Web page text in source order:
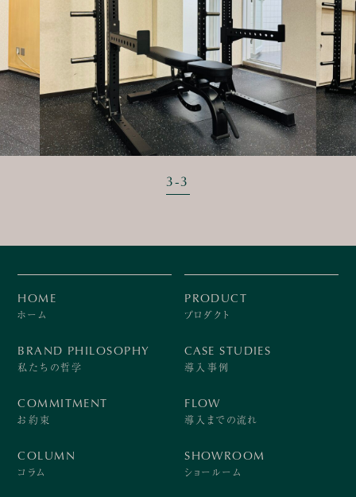
3-3
HOME
ホーム
BRAND PHILOSOPHY
私たちの哲学
COMMITMENT
お約束
PRODUCT
プロダクト
CASE STUDIES
導入事例
FLOW
導入までの流れ
COLUMN
コラム
SHOWROOM
ショールーム